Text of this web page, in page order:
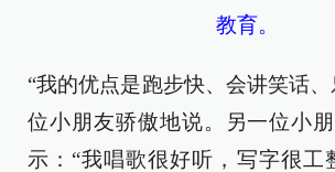
教育。
“我的优点是跑步快、会讲笑话
位小朋友骄傲地说。另一位小
示：“我唱歌很好听，写字很工